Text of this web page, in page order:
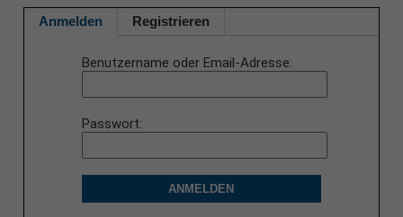
Anmelden Registrieren
Benutzername oder Email-Adresse
Passwort
ANMELDEN